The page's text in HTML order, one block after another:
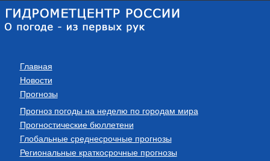
Главная
Новости
Прогнозы
Прогноз погоды на неделю по городам мира
Прогностические бюллетени
Глобальные среднесрочные прогнозы
Региональные краткосрочные прогнозы